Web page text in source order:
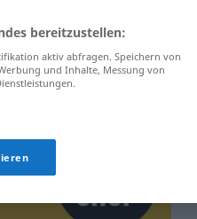
bereitzustellen:
aktiv abfragen. Speichern von
und Inhalte, Messung von